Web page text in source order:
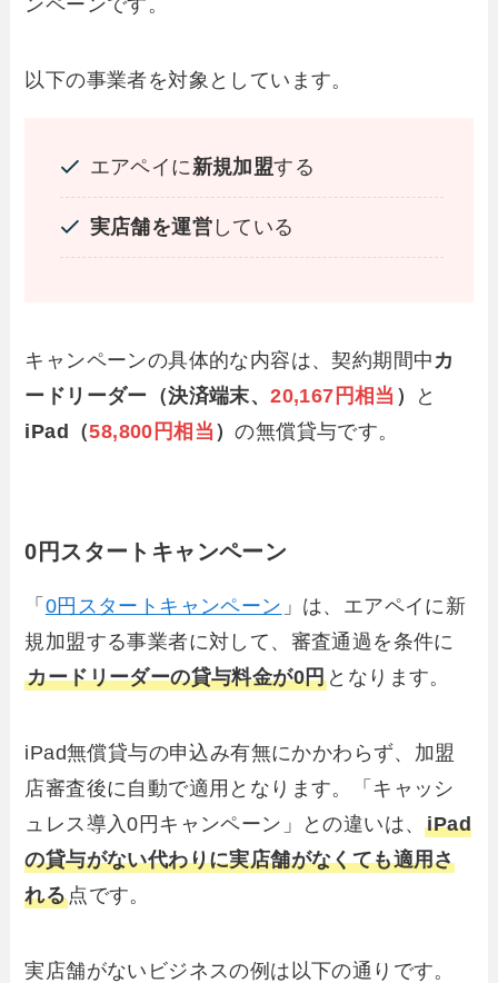
ンペーンです。
以下の事業者を対象としています。
エアペイに新規加盟する
実店舗を運営 している
キャンペーンの具体的な内容は、契約期間中 カ
ードリーダー（決済端末、20,167円相当 ）
と
iPad（58,800円相当 ）の無償貸与です。
0円スタートキャンペーン
「 0円スタートキャンペーン 」は、エアペイに新
規加盟する事業者に対して、審査通過を条件に
カードリーダーの貸与料金が0円 となります。
iPad無償貸与の申込み有無にかかわらず、加盟
店審査後に自動で適用となります。「キャッシ
ュレス導入0円キャンペーン」との違いは、iPad
の貸与がない代わりに実店舗がなくても適用さ
れる点です。
実店舗がないビジネスの例は以下の通りです。